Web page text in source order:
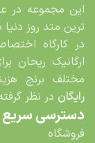
این مجموعه در
ترین متد روز
در کارگاه
ارگانیک ریحان
مختلف برنج هزینه پست
رایگان در نظر
دسترسی سریع
فروشگاه